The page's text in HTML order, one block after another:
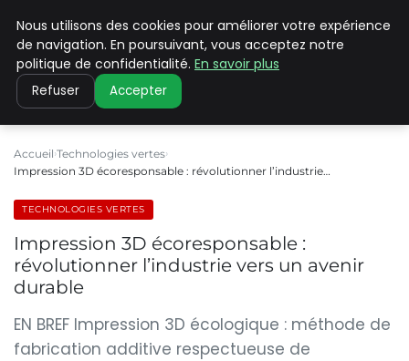
CLIMATE C ADVANCED
Accueil Technologies vertes
Impression 3D écoresponsable : révolutionner l’industrie…
TECHNOLOGIES VERTES
Impression 3D écoresponsable :
révolutionner l’industrie vers un avenir
durable
EN BREF Impression 3D écologique : méthode de
fabrication additive respectueuse de
Nous utilisons des cookies pour améliorer votre expérience
de navigation. En poursuivant, vous acceptez notre
politique de confidentialité. En savoir plus
Refuser Accepter